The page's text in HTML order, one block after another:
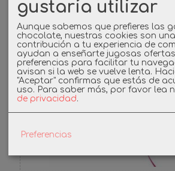
Cupones
DESCUENTO
gustaría utilizar
Aunque sabemos que prefieres las
chocolate, nuestras cookies son
contribución a tu experiencia de
ayudan a enseñarte jugosas
preferencias para facilitar tu
avisan si la web se vuelve lenta.
"Aceptar" confirmas que estás de
uso. Para saber más, por favor lea
de privacidad.
Preferencias